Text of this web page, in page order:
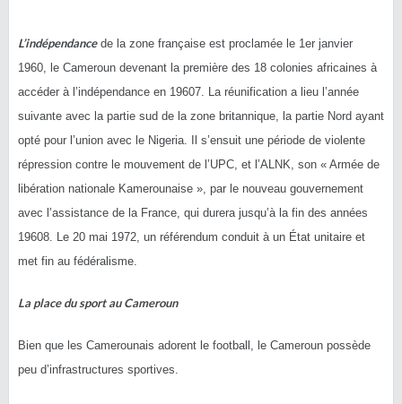
L’indépendancede la zone française est proclamée le 1er janvier
1960, le Cameroun devenant la première des 18 colonies africaines à
accéder à l’indépendance en 19607. La réunification a lieu l’année
suivante avec la partie sud de la zone britannique, la partie Nord ayant
opté pour l’union avec le Nigeria. Il s’ensuit une période de violente
répression contre le mouvement de l’UPC, et l’ALNK, son « Armée de
libération nationale Kamerounaise », par le nouveau gouvernement
avec l’assistance de la France, qui durera jusqu’à la fin des années
19608. Le 20 mai 1972, un référendum conduit à un État unitaire et
met fin au fédéralisme.
La place du sport au Cameroun
Bien que les Camerounais adorent le football, le Cameroun possède
peu d’infrastructures sportives.